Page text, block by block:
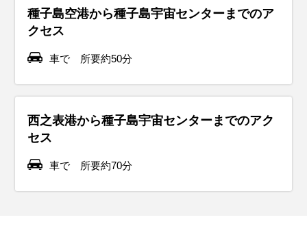
種子島空港から種子島宇宙センターまでのア
クセス
車で 所要約50分
西之表港から種子島宇宙センターまでのアク
セス
車で 所要約70分